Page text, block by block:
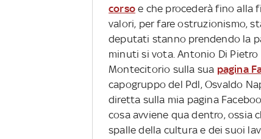
corsoe che procederà fino alla
valori, per fare ostruzionismo,
deputati stanno prendendo la
minuti si vota. Antonio Di
Montecitorio sulla sua pagina
capogruppo del Pdl, Osvaldo
diretta sulla mia pagina
cosa avviene qua dentro, ossia
spalle della cultura e dei suoi